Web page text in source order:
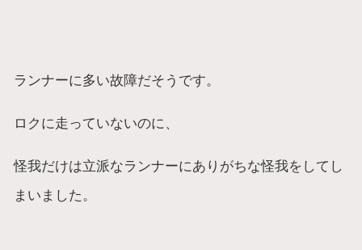
ランナーに多い故障だそうです。
ロクに走っていないのに、
怪我だけは立派なランナーにありがちな怪我をしてし
まいました。